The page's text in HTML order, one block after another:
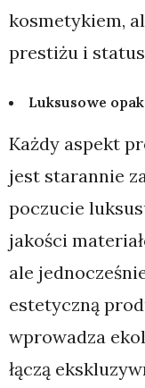
kosmetykiem,
prestiżu i
Luksusowe
Każdy aspekt
jest starannie
poczucie
jakości
ale
estetyczną
wprowadza
łączą